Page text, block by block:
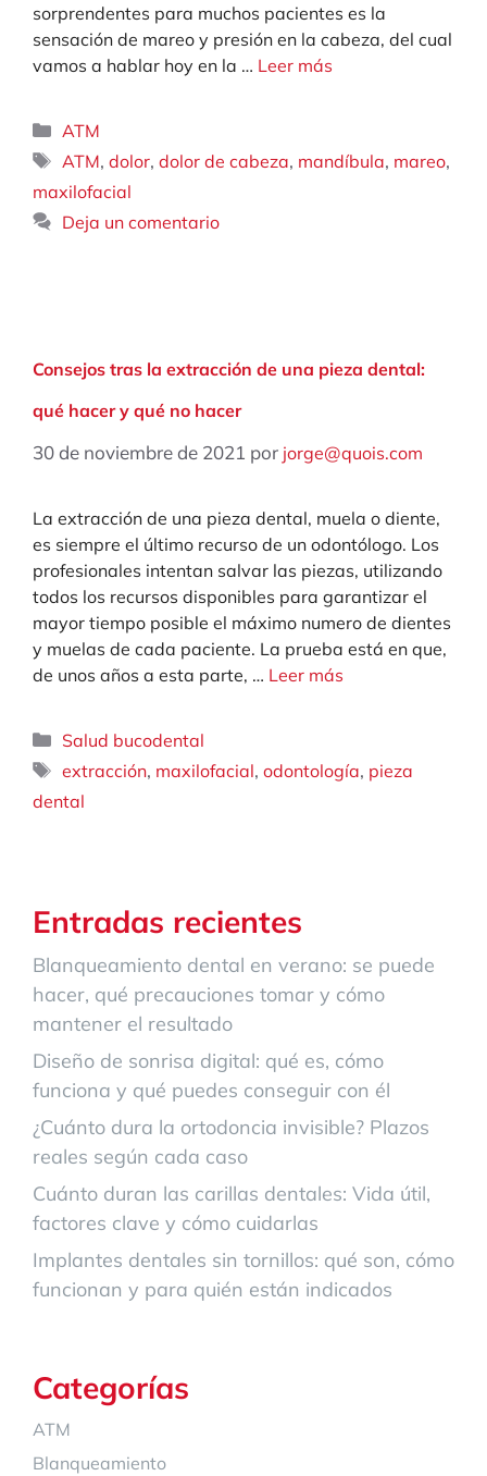
sorprendentes para muchos pacientes es la
sensación de mareo y presión en la cabeza, del cual
vamos a hablar hoy en la … Leer más
Categorías
ATM
Etiquetas
ATM,dolor,dolor de cabeza, mandíbula, mareo,
maxilofacial
Deja un comentario
Consejos tras la extracción de una pieza dental:
qué hacer y qué no hacer
30 de noviembre de 2021 por jorge@quois.com
La extracción de una pieza dental, muela o diente,
es siempre el último recurso de un odontólogo. Los
profesionales intentan salvar las piezas, utilizando
todos los recursos disponibles para garantizar el
mayor tiempo posible el máximo numero de dientes
y muelas de cada paciente. La prueba está en que,
de unos años a esta parte, … Leer más
Categorías
Salud bucodental
Etiquetas
extracción, maxilofacial,odontología, pieza
dental
Entradas recientes
Blanqueamiento dental en verano: se puede
hacer, qué precauciones tomar y cómo
mantener el resultado
Diseño de sonrisa digital: qué es, cómo
funciona y qué puedes conseguir con él
¿Cuánto dura la ortodoncia invisible? Plazos
reales según cada caso
Cuánto duran las carillas dentales: Vida útil,
factores clave y cómo cuidarlas
Implantes dentales sin tornillos: qué son, cómo
funcionan y para quién están indicados
Categorías
ATM
Blanqueamiento